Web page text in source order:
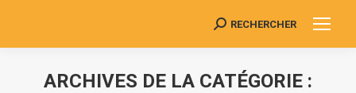
Search:
RECHERCHER
ARCHIVES DE LA CATÉGORIE :